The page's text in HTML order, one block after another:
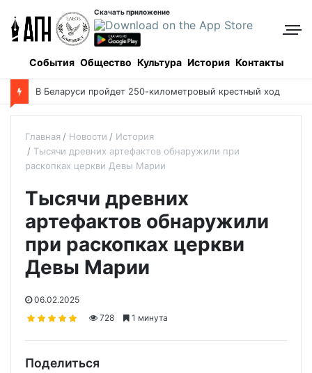
Скачать приложение
События Общество Культура История Контакты
В Беларуси пройдет 250-километровый крестный ход
Главная Новости
История
Тысячи древних артефактов обнаружили при
раскопках церкви Девы Марии
Тысячи древних
артефактов обнаружили
при раскопках церкви
Девы Марии
06.02.2025
728
1 минута
Поделиться